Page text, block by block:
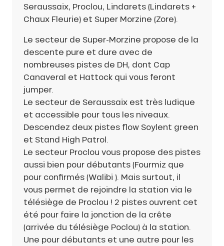
3- Les Gets
4- Morzine
5- Région Dents du Midi
Seraussaix, Proclou, Lindarets (Lindarets +
Chaux Fleurie) et Super Morzine (Zore).
Le secteur de Super-Morzine propose de la
descente pure et dure avec de
nombreuses pistes de DH, dont Cap
Canaveral et Hattock qui vous feront
jumper.
Le secteur de Seraussaix est très ludique
et accessible pour tous les niveaux.
Descendez deux pistes flow Soylent green
et Stand High Patrol.
Le secteur Proclou vous propose des pistes
aussi bien pour débutants (Fourmiz que
pour confirmés (Walibi ). Mais surtout, il
vous permet de rejoindre la station via le
télésiège de Proclou ! 2 pistes ouvrent cet
été pour faire la jonction de la crête
(arrivée du télésiège Poclou) à la station.
Une pour débutants et une autre pour les